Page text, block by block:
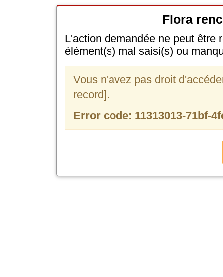
Flora
L'action demandée ne peut être
élément(s) mal saisi(s) ou
Vous n'avez pas droit
record].
Error code: 11313013-71bf-